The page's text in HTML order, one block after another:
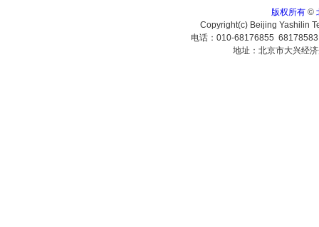
版权所有©
Copyright(c) Beijing Yashilin
电话：010-68176855
地址：北京市大兴经